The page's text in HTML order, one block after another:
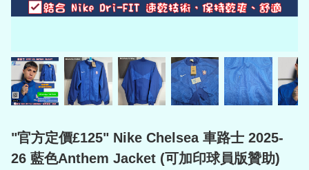
"官方定價£125" Nike Chelsea 車路士 2025-
26 藍色Anthem Jacket (可加印球員版贊助)